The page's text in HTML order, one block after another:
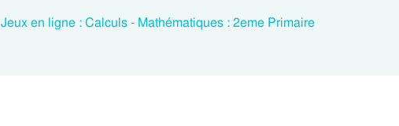
Jeux en ligne : Calculs - Mathématiques : 2eme Primaire